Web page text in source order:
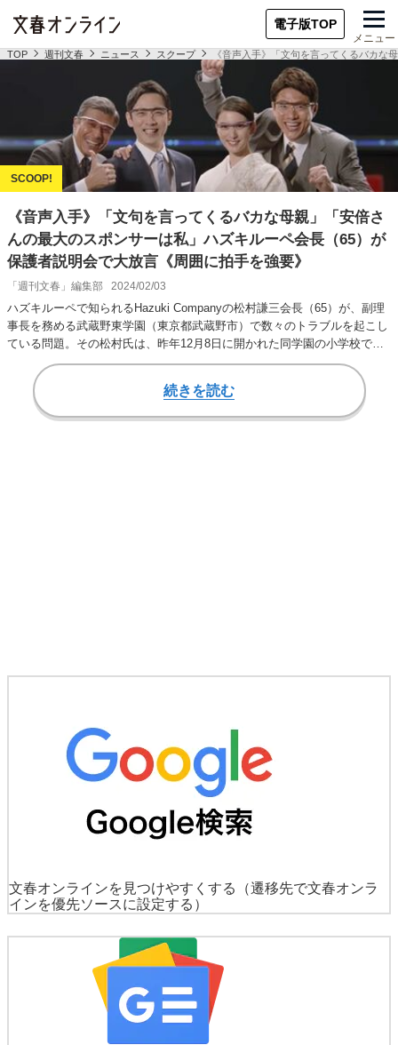
電子版TOP
メニュー
TOP 週刊文春 ニュース スクープ 《音声入手》「文句を言ってくるバカな
《音声入手》「文句を言ってくるバカな母親」「安倍さ
んの最大のスポンサーは私」ハズキルーペ会長（65）が
保護者説明会で大放言《周囲に拍手を強要》
「週刊文春」編集部 2024/02/03
ハズキルーペで知られるHazuki Companyの松村謙三会長（65）が、副理
事長を務める武蔵野東学園（東京都武蔵野市）で数々のトラブルを起こし
ている問題。その松村氏は、昨年12月8日に開かれた同学園の小学校で
続きを読む
文春オンラインを見つけやすくする
（遷移先で文春オンラ
インを優先ソースに設定する）